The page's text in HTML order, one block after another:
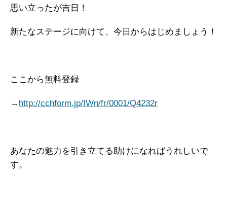
思い立ったが吉日！
新たなステージに向けて、今日からはじめましょう！
ここから無料登録
→ http://cchform.jp/IWn/fr/0001/Q4232r
あなたの魅力を引き立てる助けになればうれしいで
す。